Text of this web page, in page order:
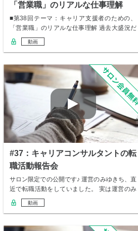
「営業職」のリアルな仕事理解
■第38回テーマ：キャリア支援者のための、
「営業職」のリアルな仕事理解 過去大盛況だ
った「…
動画
#37：キャリアコンサルタントの転
職活動報告会
サロン限定での公開です♪ 運営のみゆきち、直
近で転職活動をしていました。 実は運営のみ
ゆき…
動画